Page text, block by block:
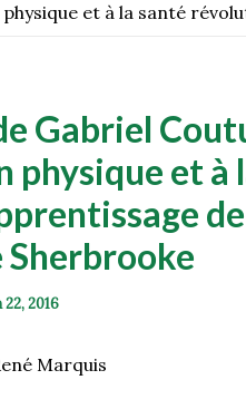
et à la santé
Gabriel
physique et à
Sherbrooke
22, 2016
Marquis